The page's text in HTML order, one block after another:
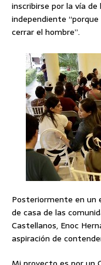
inscribirse por la vía
independiente
cerrar el hombre”.
Posteriormente en un
de casa de las
Castellanos, Enoc
aspiración de